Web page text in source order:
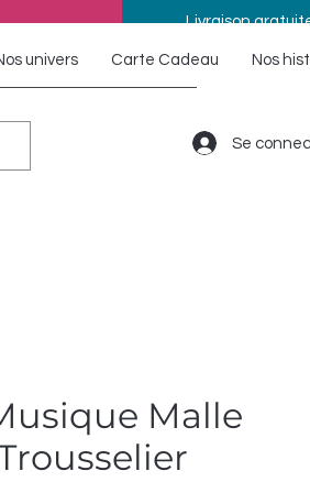
Livraison
univers Carte Cadeau Nos
Se
Malle